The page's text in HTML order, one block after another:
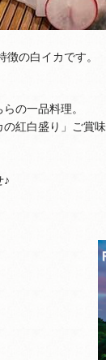
徴の白イカです。
の一品料理。
紅白盛り」ご賞
♪